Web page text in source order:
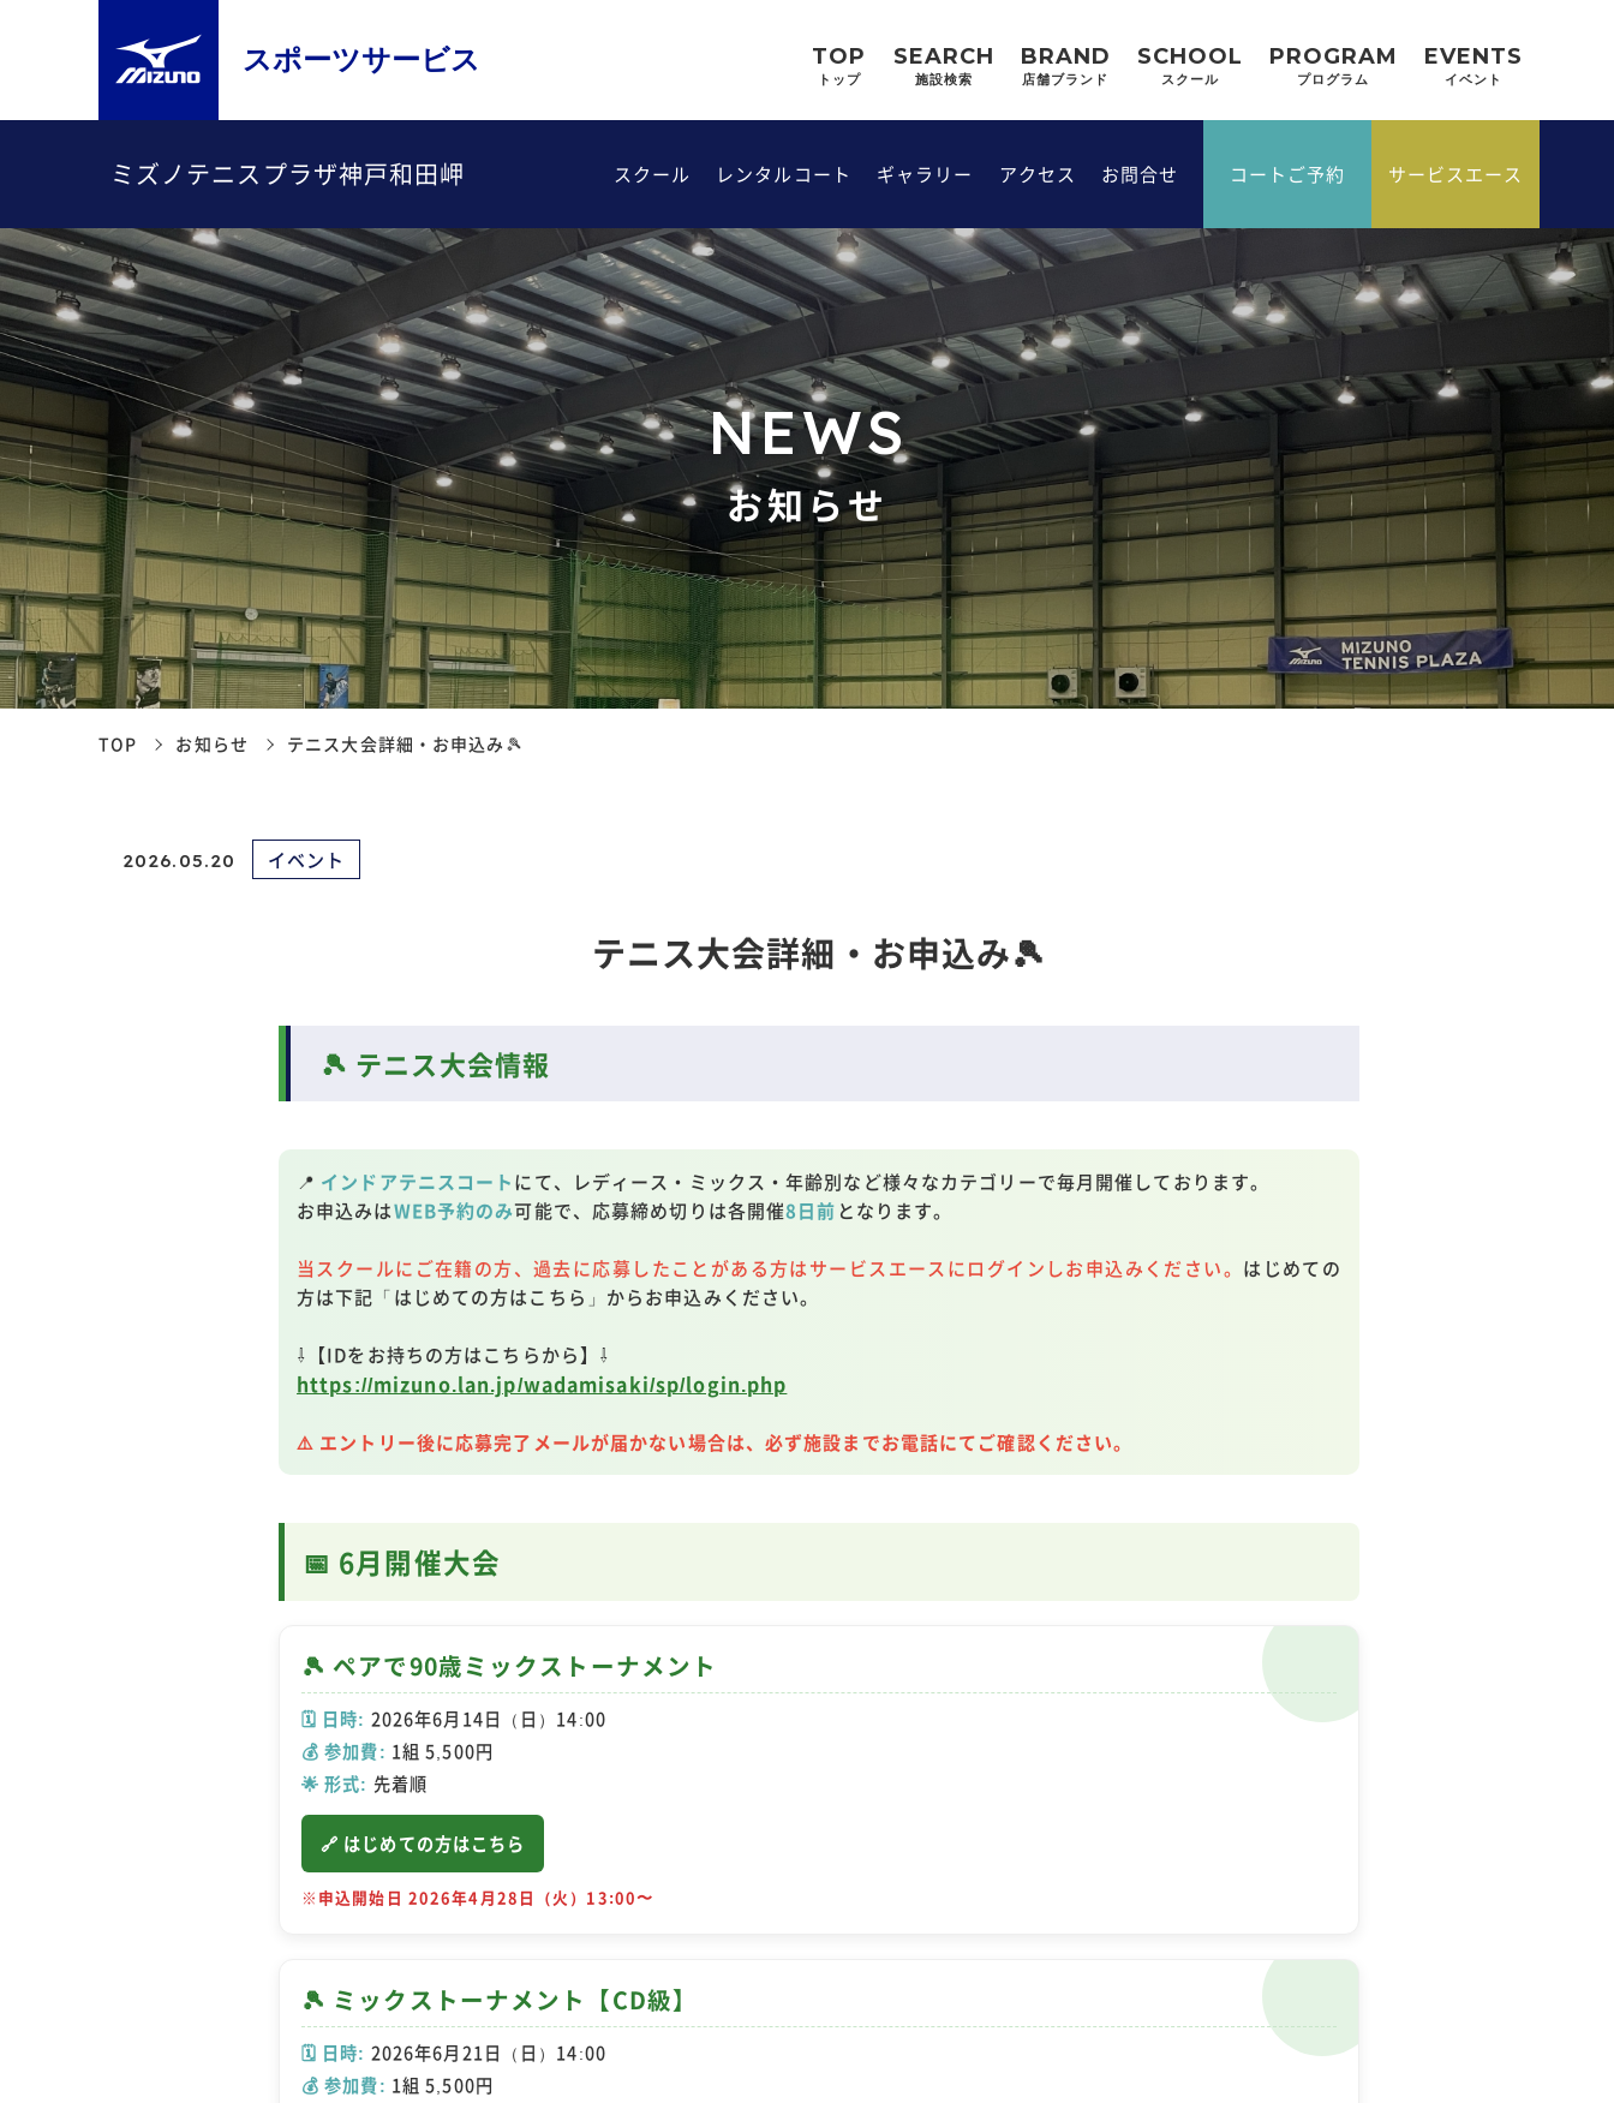
スポーツサービス TOP
トップ
SEARCH
施設検索
BRAND
店舗ブランド
SCHOOL
スクール
PROGRAM
プログラム
EVENTS
イベント
ミズノテニスプラザ神戸和田岬 スクール レンタルコート ギャラリー アクセス お問合せ コートご予約 サービスエース
NEWS
お知らせ
TOP お知らせ テニス大会詳細・お申込み🎾
2026.05.20 イベント
テニス大会詳細・お申込み🎾
🎾 テニス大会情報
📍 インドアテニスコートにて、レディース・ミックス・年齢別など様々なカテゴリーで毎月開催しております。
お申込みはWEB予約のみ可能で、応募締め切りは各開催8日前 となります。
当スクールにご在籍の方、過去に応募したことがある方はサービスエースにログインしお申込みください。 はじめての
方は下記「はじめての方はこちら」からお申込みください。
⇩【IDをお持ちの方はこちらから】⇩
https://mizuno.lan.jp/wadamisaki/sp/login.php
⚠️ エントリー後に応募完了メールが届かない場合は、必ず施設までお電話にてご確認ください。
📅 6月開催大会
🎾 ペアで90歳ミックストーナメント
🗓️ 日時: 2026年6月14日（日）14:00
💰 参加費: 1組 5,500円
🌟 形式: 先着順
🔗 はじめての方はこちら
※申込開始日 2026年4月28日（火）13:00〜
🎾 ミックストーナメント【CD級】
🗓️ 日時: 2026年6月21日（日）14:00
💰 参加費: 1組 5,500円